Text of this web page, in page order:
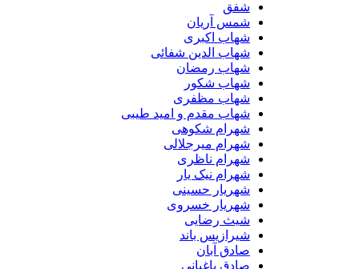
شمس آریان
شهاب اکبری
شهاب الدین شفائی
شهاب رمضان
شهاب شکور
شهاب مظفری
شهاب مقدم و امید طیبی
شهرام شکوهی
شهرام میرجلالی
شهرام ناظری
شهرام نیک یار
شهریار حسینی
شهریار خسروی
شیث رضایی
شیرازیس باند
صادق آبان
صادق باغبانی